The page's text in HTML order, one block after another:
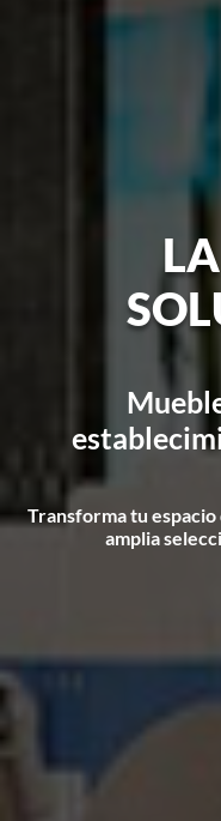
Transforma tu
amplia